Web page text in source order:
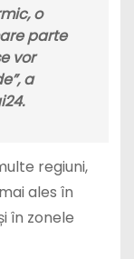
o
parte
vor
a
regiuni,
ales în
în zonele